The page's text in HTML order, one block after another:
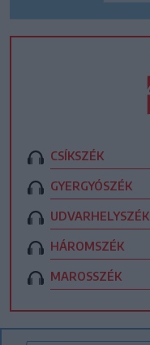
CSÍKSZÉK
GYERGYÓSZÉK
UDVARHELYSZÉK
HÁROMSZÉK
MAROSSZÉK